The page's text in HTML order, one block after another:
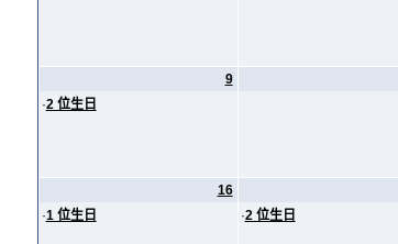
9
·2 位生日
16
·1 位生日
·2 位生日